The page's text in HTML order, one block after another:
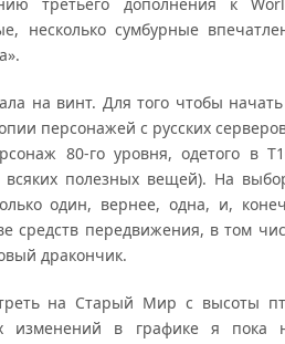
несколько сумбурные
на винт. Для того чтобы
персонажей с русских
80-го уровня, одетого в
полезных вещей). На
один, вернее, одна, и,
средств передвижения, в том
дракончик.
на Старый Мир с высоты
изменений в графике я пока